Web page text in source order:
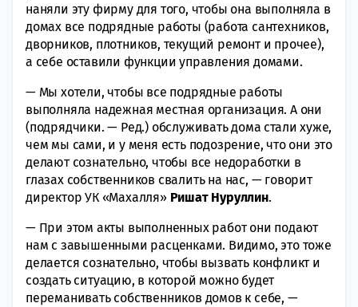
наняли эту фирму для того, чтобы она выполняла в
домах все подрядные работы (работа сантехников,
дворников, плотников, текущий ремонт и прочее),
а себе оставили функции управления домами.
— Мы хотели, чтобы все подрядные работы
выполняла надежная местная организация. А они
(подрядчики. — Ред.) обслуживать дома стали хуже,
чем мы сами, и у меня есть подозрение, что они это
делают сознательно, чтобы все недоработки в
глазах собственников свалить на нас, — говорит
директор УК «Махалля» Ришат Нуруллин.
— При этом акты выполненных работ они подают
нам с завышенными расценками. Видимо, это тоже
делается сознательно, чтобы вызвать конфликт и
создать ситуацию, в которой можно будет
переманивать собственников домов к себе, —